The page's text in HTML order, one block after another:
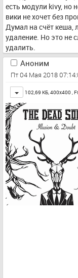
есть модули kivy, но
вики не хочет без
Думал на счёт кеша,
удаление. Но это не
удалить.
Аноним
Пт 04 Мая 2018
Toggle
102,69 КБ, 400x400 ,